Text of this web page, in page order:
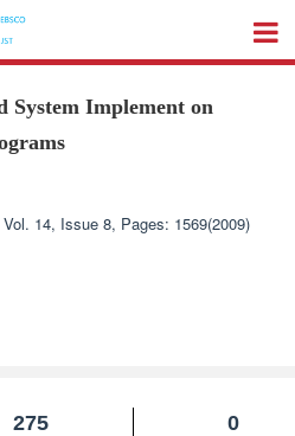
System Implement on
Vol. 14, Issue 8, Pages: 1569(2009)
275
0